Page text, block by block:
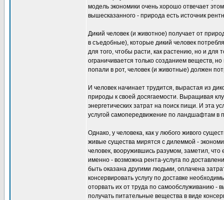
модель экономики очень хорошо отвечает
вышесказанного - природа есть источник
Дикий человек (и животное) получает от
в съедобные), которые дикий человек
для того, чтобы расти, как растению, но и для
ограничивается только созданием веществ,
попали в рот, человек (и животные) должен
И человек начинает трудится, вырастая из
природы к своей досягаемости. Выращивая
энергетических затрат на поиск пищи. И эта
услугой самопередвижение по ландшафтам в
Однако, у человека, как у любого живого
живые существа мирятся с дилеммой -
человек, вооружившись разумом, заметил,
именно - возможна рента-услуга по
быть оказана другими людьми, оплачена
консервировать услугу по доставке
оторвать их от труда по самообслуживанию -
получать питательные вещества в виде